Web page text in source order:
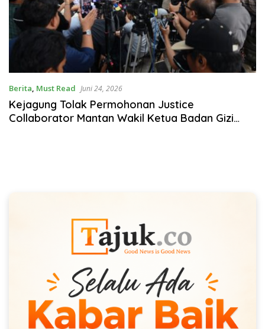
Berita, Must Read Juni 24, 2026
Kejagung Tolak Permohonan Justice
Collaborator Mantan Wakil Ketua Badan Gizi